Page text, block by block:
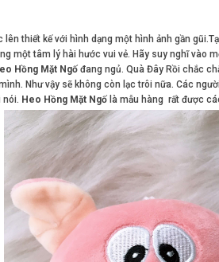
lên thiết kế với hình dạng một hình ảnh gần
một tâm lý hài hước vui vẻ. Hãy suy nghĩ vào
Hồng Mặt Ngố đang ngủ. Quà Đây Rồi chắc
Như vậy sẽ không còn lạc trôi nữa. Các
nói. Heo Hồng Mặt Ngố là mẫu hàng rất được